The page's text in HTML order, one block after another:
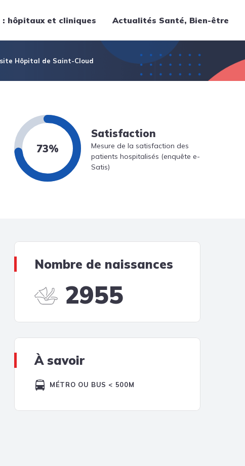
: hôpitaux et cliniques Actualités Santé, Bien-être
Thématiques
Gériatrie
Médecine
Medical News in English
Hôpital de Saint-Cloud
73%
Satisfaction
Mesure de la satisfaction des
patients hospitalisés (enquête e-
Satis)
Nombre de naissances
2955
À savoir
MÉTRO OU BUS < 500M